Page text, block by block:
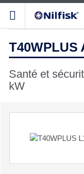
T40WPLUS
Santé et
kW